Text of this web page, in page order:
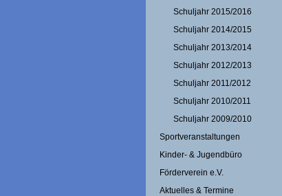
Schuljahr 2015/2016
Schuljahr 2014/2015
Schuljahr 2013/2014
Schuljahr 2012/2013
Schuljahr 2011/2012
Schuljahr 2010/2011
Schuljahr 2009/2010
Sportveranstaltungen
Kinder- & Jugendbüro
Förderverein e.V.
Aktuelles & Termine